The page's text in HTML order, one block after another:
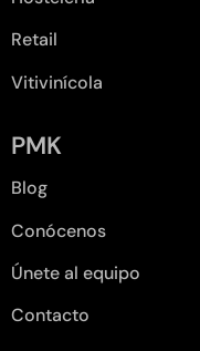
Retail
Vitivinícola
PMK
Blog
Conócenos
Únete al equipo
Contacto